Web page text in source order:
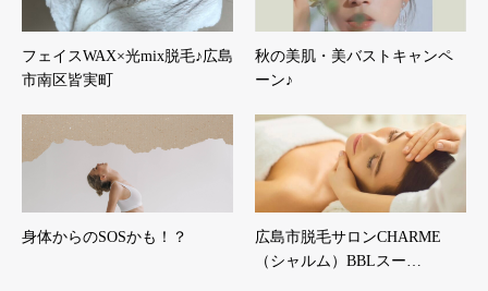
フェイスWAX×光mix脱毛♪広島
市南区皆実町
秋の美肌・美バストキャンペ
ーン♪
身体からのSOSかも！？
広島市脱毛サロンCHARME
（シャルム）BBLスー…